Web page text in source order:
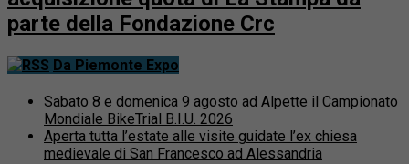
parte della Fondazione Crc
Da Piemonte Expo
Sabato 8 e domenica 9 agosto ad Alpette il Campionato
Mondiale BikeTrial B.I.U. 2026
Aperta tutta l’estate alle visite guidate l’ex chiesa
medievale di San Francesco ad Alessandria